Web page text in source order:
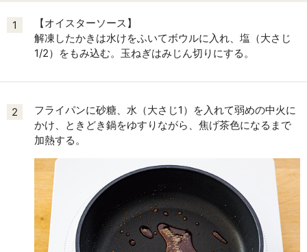
1
【オイスターソース】
解凍したかきは水けをふいてボウルに入れ、塩（大さじ
1/2）をもみ込む。玉ねぎはみじん切りにする。
2
フライパンに砂糖、水（大さじ1）を入れて弱めの中火に
かけ、ときどき鍋をゆすりながら、焦げ茶色になるまで
加熱する。